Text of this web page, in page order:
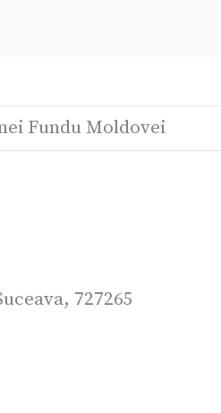
Fundu Moldovei
727265